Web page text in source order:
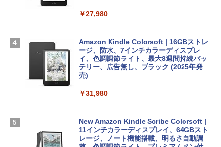
ームカメラ、日本語キーボード、Touch I
￥261,414
【Amazon.co.jp限定】 HP ノートパソコ
ン 15-fd 15.6インチ 16GBメモリ 512GB
FMV ノートパソコン WE1-K3 (MS 365 P
ersonal/Copilotキー搭載/Win 11/15.6型/
Robloxギフトカード - 2,000 Robux 【限
ラインコード版
￥3,200
ト): Java & Bedrock Edition | オンライ
￥3,600
1冊ですべて身につくHTML & CSSとWe
￥1,292
FM TOWNS ハイパー・カタログ: 本体ハ
ェクトリストと最新エミュレータ紹介
￥27,980
Amazon Kindle Colorsoft | 16GBストレ
ージ、防水、7インチカラーディスプレ
イ、色調調節ライト、最大8週間持続バッ
テリー、広告無し、ブラック (2025年発
売)
￥31,980
New Amazon Kindle Scribe Colorsoft |
11インチカラーディスプレイ、64GBスト
レージ、ノート機能搭載、明るさ自動調